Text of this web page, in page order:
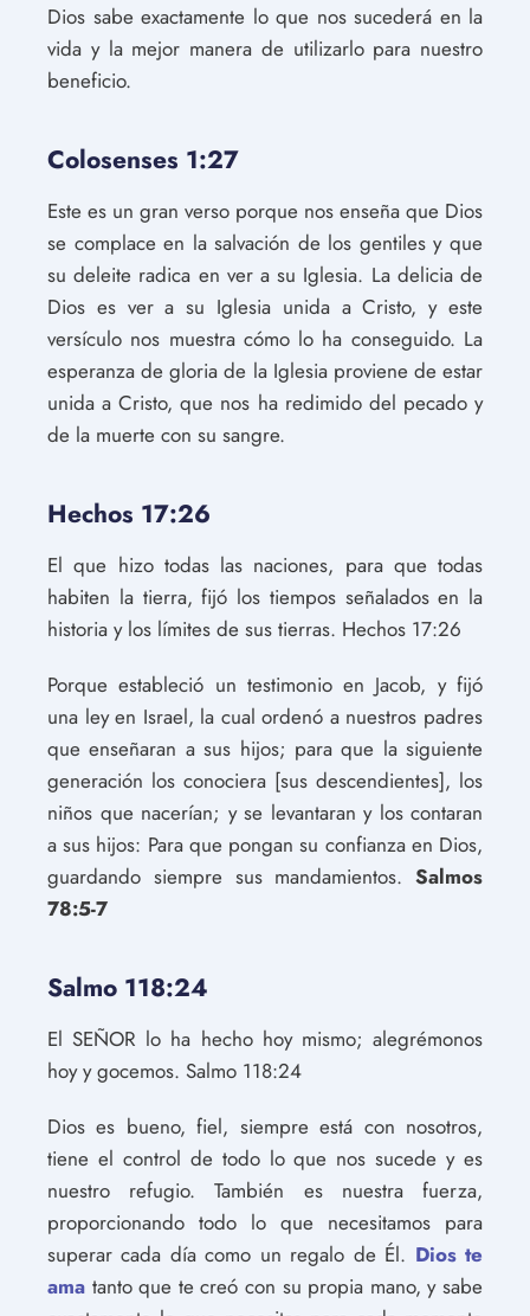
Dios sabe exactamente lo que nos sucederá en la
vida y la mejor manera de utilizarlo para nuestro
beneficio.
Colosenses 1:27
Este es un gran verso porque nos enseña que Dios
se complace en la salvación de los gentiles y que
su deleite radica en ver a su Iglesia. La delicia de
Dios es ver a su Iglesia unida a Cristo, y este
versículo nos muestra cómo lo ha conseguido. La
esperanza de gloria de la Iglesia proviene de estar
unida a Cristo, que nos ha redimido del pecado y
de la muerte con su sangre.
Hechos 17:26
El que hizo todas las naciones, para que todas
habiten la tierra, fijó los tiempos señalados en la
historia y los límites de sus tierras. Hechos 17:26
Porque estableció un testimonio en Jacob, y fijó
una ley en Israel, la cual ordenó a nuestros padres
que enseñaran a sus hijos; para que la siguiente
generación los conociera [sus descendientes], los
niños que nacerían; y se levantaran y los contaran
a sus hijos: Para que pongan su confianza en Dios,
guardando siempre sus mandamientos. Salmos
78:5-7
Salmo 118:24
El SEÑOR lo ha hecho hoy mismo; alegrémonos
hoy y gocemos. Salmo 118:24
Dios es bueno, fiel, siempre está con nosotros,
tiene el control de todo lo que nos sucede y es
nuestro refugio. También es nuestra fuerza,
proporcionando todo lo que necesitamos para
superar cada día como un regalo de Él. Dios te
ama tanto que te creó con su propia mano, y sabe